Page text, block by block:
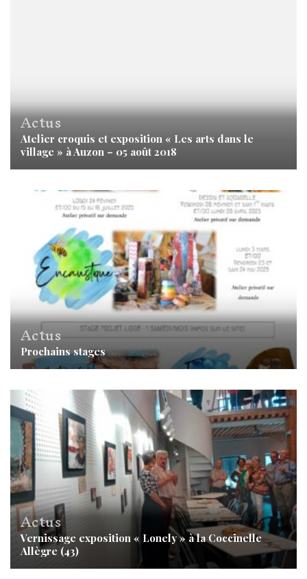
Actus
Atelier croquis et exposition « Les arts dans le
village » à Auzon – 05 août 2018
Actus
Prochains stages
Actus
Vernissage exposition « Lonely » à la Coccinelle
Allègre (43)